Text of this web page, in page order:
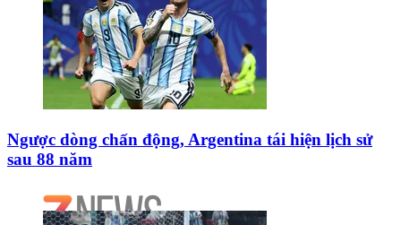
Ngược dòng chấn động, Argentina tái hiện lịch sử
sau 88 năm